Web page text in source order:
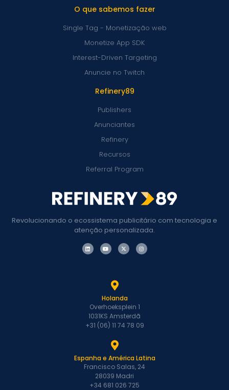
Revolucionando o ecossistema publicitário com tecnologia e
atenção personalizada.
Refinery89
Publishers
Anunciantes
Refinery
Recursos
Referral Program
O que sabemos fazer
Single Tag - Monetização web
Monetize App SDK
Interest-Driven Targeting
Anuncie no Twitch
Holanda
Overhoeksplein 1
1031KS Amsterdã
+31 (06) 11 74 78 09
Espanha e América Latina
Francisco Salas, 24
28039 Madri
+34 681 026 725